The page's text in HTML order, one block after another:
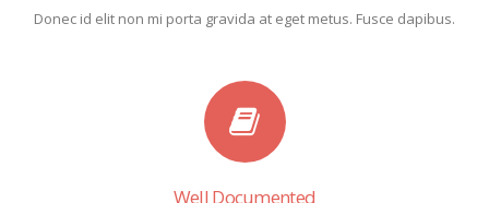
Donec id elit non mi porta gravida at eget metus. Fusce dapibus.
Well Documented